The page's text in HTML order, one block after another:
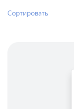
Сортировать